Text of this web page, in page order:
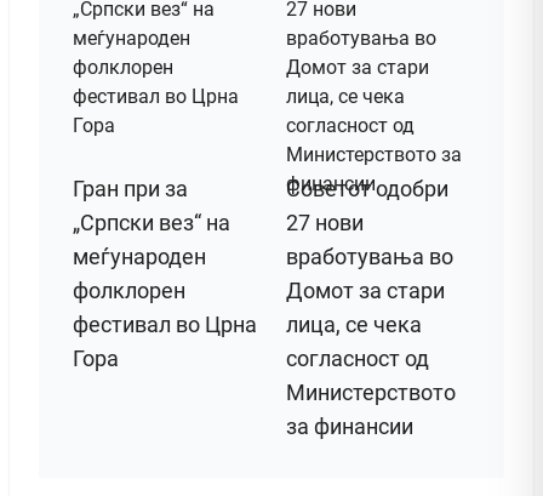
Гран при за
„Српски вез“ на
меѓународен
фолклорен
фестивал во Црна
Гора
Советот одобри
27 нови
вработувања во
Домот за стари
лица, се чека
согласност од
Министерството
за финансии